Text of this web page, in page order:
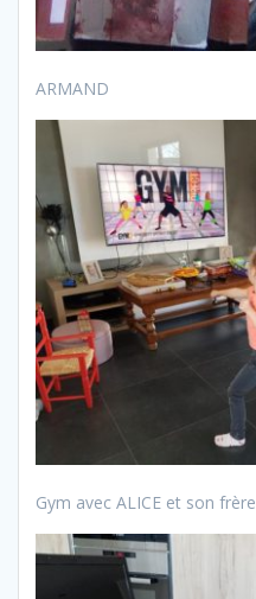
ARMAND
Gym avec ALICE et son frère